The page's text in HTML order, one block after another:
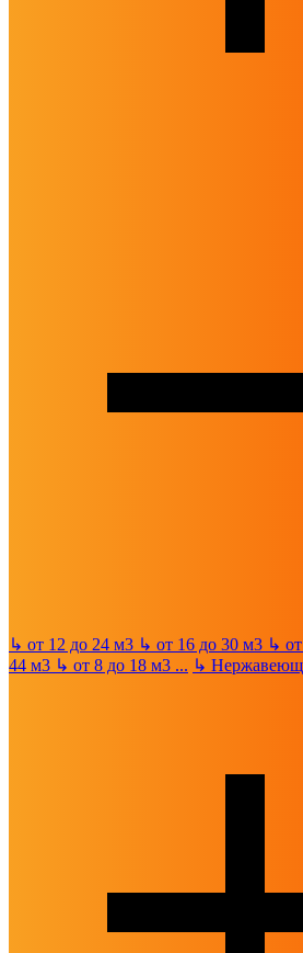
↳ от 12 до 24 м3 ↳ от 16 до 30 м3 ↳
44 м3 ↳ от 8 до 18 м3 ... ↳